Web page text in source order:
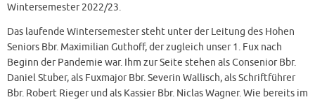
Wintersemester 2022/23.
Das laufende Wintersemester steht unter der Leitung des Hohen
Seniors Bbr. Maximilian Guthoff, der zugleich unser 1. Fux nach
Beginn der Pandemie war. Ihm zur Seite stehen als Consenior Bbr.
Daniel Stuber, als Fuxmajor Bbr. Severin Wallisch, als Schriftführer
Bbr. Robert Rieger und als Kassier Bbr. Niclas Wagner. Wie bereits im